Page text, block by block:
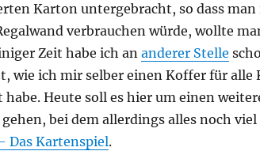
Karton untergebracht, so dass
verbrauchen würde, wollte
Zeit habe ich an anderer Stelle
wie ich mir selber einen Koffer für alle
Heute soll es hier um einen
bei dem allerdings alles noch
Das Kartenspiel.